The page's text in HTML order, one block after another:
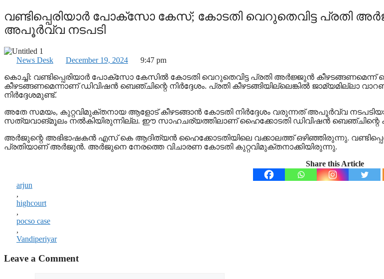
വണ്ടിപ്പെരിയാര്‍ പോക്‌സോ കേസ്; കോടതി വെറുതെവിട്ട പ്രതി
അപൂര്‍വ്വ നടപടി
News Desk December 19, 2024
9:47 pm
കൊച്ചി: വണ്ടിപ്പെരിയാര്‍ പോക്‌സോ കേസില്‍ കോടതി വെറുതെവിട്ട പ്രതി അര്‍ജ്ജുന്‍
കീഴടങ്ങണമെന്നാണ് ഡിവിഷന്‍ ബെഞ്ചിന്റെ നിര്‍ദ്ദേശം. പ്രതി കീഴടങ്ങിയില്ലെങ്കില്‍
നിര്‍ദ്ദേശമുണ്ട്.
അതേ സമയം, കുറ്റവിമുക്തനായ ആളോട് കീഴടങ്ങാന്‍ കോടതി നിര്‍ദ്ദേശം വരുന്നത് അപൂര്‍വ്വ
സത്യവാങ്മൂലം നല്‍കിയിരുന്നില്ല. ഈ സാഹചര്യത്തിലാണ് ഹൈക്കോടതി ഡിവിഷന്‍ ബെഞ്ചിന്റെ
അര്‍ജുന്റെ അഭിഭാഷകന്‍ എസ് കെ ആദിത്യന്‍ ഹൈക്കോടതിയിലെ വക്കാലത്ത് ഒഴിഞ്ഞിരുന്നു.
പ്രതിയാണ് അര്‍ജുന്‍. അര്‍ജുനെ നേരത്തെ വിചാരണ കോടതി കുറ്റവിമുക്തനാക്കിയിരുന്നു.
Share this Article
arjun
,
highcourt
,
pocso case
,
Vandiperiyar
Leave a Comment